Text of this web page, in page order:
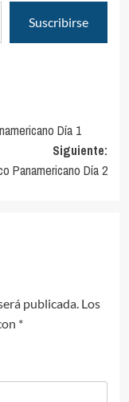
Suscribirse
Día 1
Siguiente:
Panamericano Día 2
publicada. Los
*